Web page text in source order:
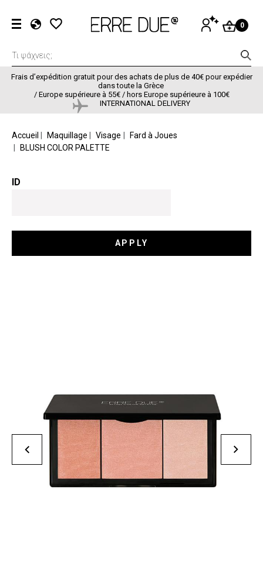
EN
FR
Menu du
SE
CONNECTER
0
Frais d’expédition gratuit pour des achats de plus de 40€ pour expédier
dans toute la Grèce
/ Europe supérieure à 55€ / hors Europe supérieure à 100€
INTERNATIONAL DELIVERY
FIL D'ARIANE
Accueil Maquillage Visage
Fard à Joues
BLUSH COLOR PALETTE
ID